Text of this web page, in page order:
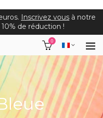
Inscrivez vous à notre
de réduction !
0